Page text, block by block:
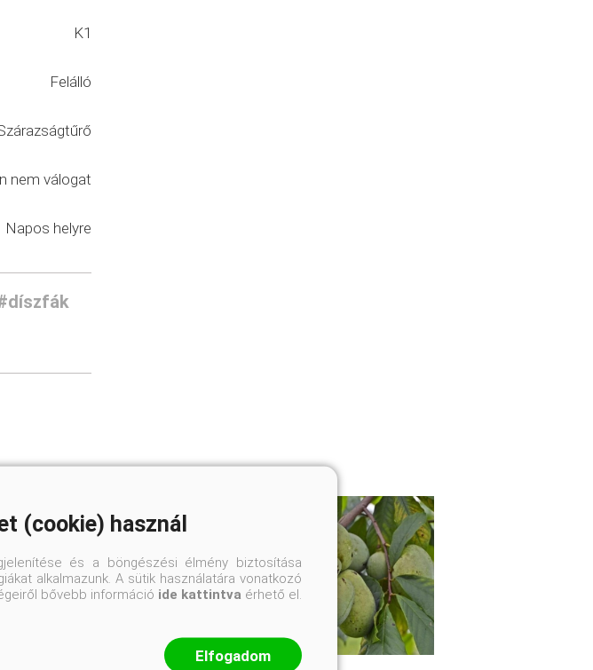
K1
Felálló
nem válogat
Napos helyre
(cookie) használ
és a böngészési élmény biztosítása
alkalmazunk. A sütik használatára vonatkozó
bővebb információ ide kattintva érhető el.
Elfogadom